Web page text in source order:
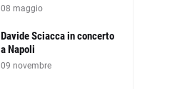
08 maggio
Davide Sciacca in concerto
a Napoli
09 novembre